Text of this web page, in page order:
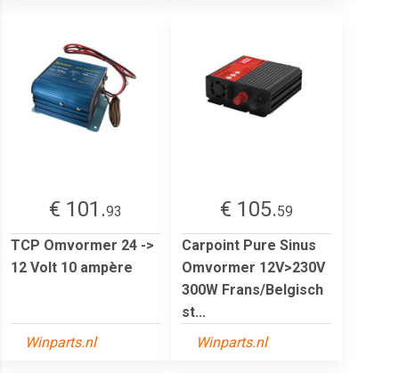
€ 101.93
TCP Omvormer 24 ->
12 Volt 10 ampère
Winparts.nl
€ 105.59
Carpoint Pure Sinus
Omvormer 12V>230V
300W Frans/Belgisch
st...
Winparts.nl